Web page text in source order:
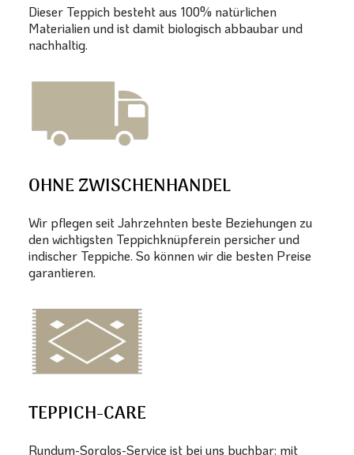
Dieser Teppich besteht aus 100% natürlichen
Materialien und ist damit biologisch abbaubar und
nachhaltig.
OHNE ZWISCHENHANDEL
Wir pflegen seit Jahrzehnten beste Beziehungen zu
den wichtigsten Teppichknüpferein persicher und
indischer Teppiche. So können wir die besten Preise
garantieren.
TEPPICH-CARE
Rundum-Sorglos-Service ist bei uns buchbar: mit